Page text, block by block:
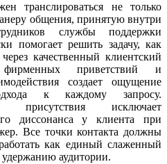
транслироваться не только
общения, принятую внутри
службы поддержки
помогает решить задачу, как
качественный клиентский
фирменных приветствий и
создает ощущение
к каждому запросу.
присутствия исключает
диссонанса у клиента при
Все точки контакта должны
как единый слаженный
аудитории.